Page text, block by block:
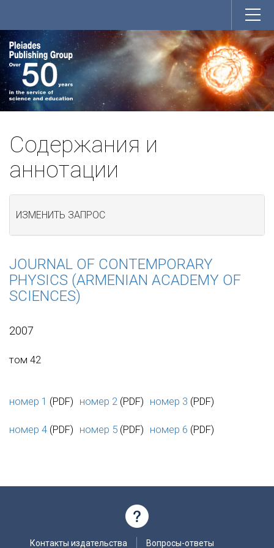
Содержания и
аннотации
ИЗМЕНИТЬ ЗАПРОС
JOURNAL OF CONTEMPORARY
PHYSICS (ARMENIAN ACADEMY OF
SCIENCES)
2007
том 42
номер 1 (PDF) номер 2 (PDF) номер 3 (PDF)
номер 4 (PDF) номер 5 (PDF) номер 6 (PDF)
Контакты издательства Вопросы-ответы